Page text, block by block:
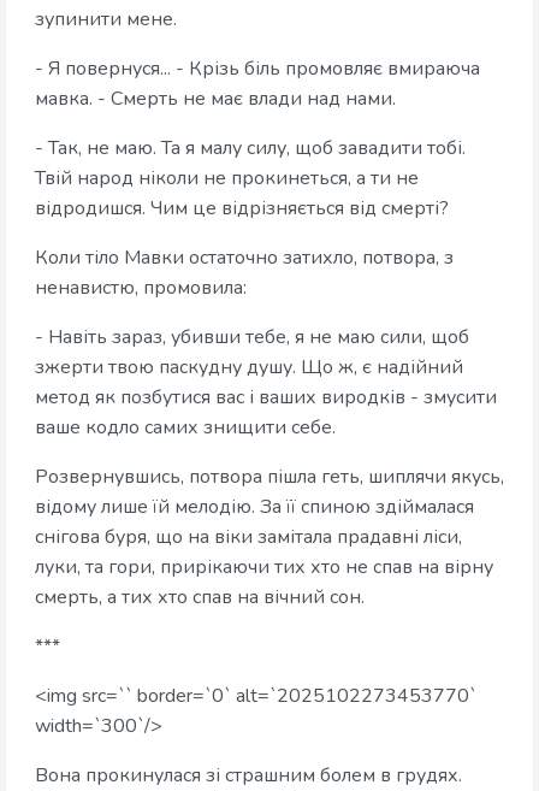
зупинити мене.
- Я повернуся... - Крізь біль промовляє вмираюча
мавка. - Смерть не має влади над нами.
- Так, не маю. Та я малу силу, щоб завадити тобі.
Твій народ ніколи не прокинеться, а ти не
відродишся. Чим це відрізняється від смерті?
Коли тіло Мавки остаточно затихло, потвора, з
ненавистю, промовила:
- Навіть зараз, убивши тебе, я не маю сили, щоб
зжерти твою паскудну душу. Що ж, є надійний
метод як позбутися вас і ваших виродків - змусити
ваше кодло самих знищити себе.
Розвернувшись, потвора пішла геть, шиплячи якусь,
відому лише їй мелодію. За її спиною здіймалася
снігова буря, що на віки замітала прадавні ліси,
луки, та гори, прирікаючи тих хто не спав на вірну
смерть, а тих хто спав на вічний сон.
***
<img src=`` border=`0` alt=`2025102273453770`
width=`300`/>
Вона прокинулася зі страшним болем в грудях.